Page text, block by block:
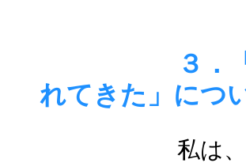
３．
れてきた」につ
私は